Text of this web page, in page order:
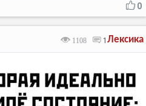
0
Лексика
1108 1